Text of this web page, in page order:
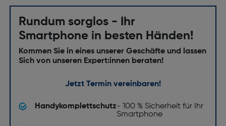
Rundum sorglos - Ihr
Smartphone in besten Händen!
Kommen Sie in eines unserer Geschäfte und lassen
Sich von unseren Expert:innen beraten!
Jetzt Termin vereinbaren!
Handykomplettschutz- 100 % Sicherheit für Ihr
Smartphone